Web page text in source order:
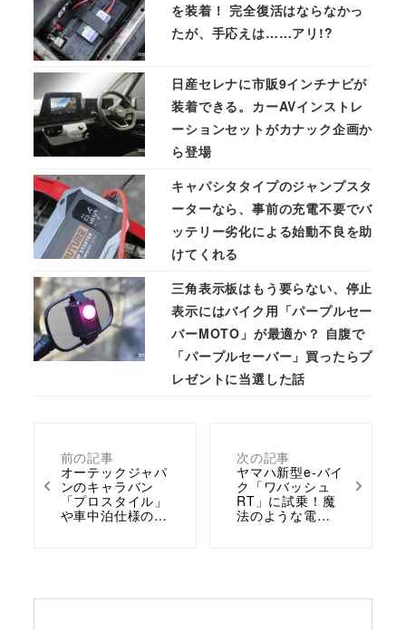
前の記事
オーテックジャパ
ンのキャラバン
「プロスタイル」
や車中泊仕様の…
次の記事
ヤマハ新型e-バイ
ク「ワバッシュ
RT」に試乗！魔
法のような電…
を装着！ 完全復活はならなかっ
たが、手応えは……アリ!?
日産セレナに市販9インチナビが
装着できる。カーAVインストレ
ーションセットがカナック企画か
ら登場
キャパシタタイプのジャンプスタ
ーターなら、事前の充電不要でバ
ッテリー劣化による始動不良を助
けてくれる
三角表示板はもう要らない、停止
表示にはバイク用「パープルセー
バーMOTO」が最適か？ 自腹で
「パープルセーバー」買ったらプ
レゼントに当選した話